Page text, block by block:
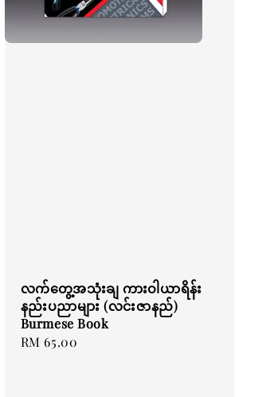
လက်တွေ့အသုံးချ ကားဝါယာရိန်း
နည်းပညာများ (လင်းဇာနည်)
Burmese Book
Regular
RM 65.00